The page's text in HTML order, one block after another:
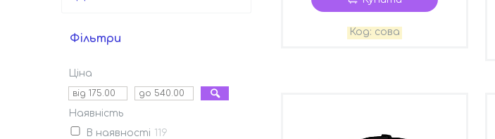
сова
Фільтри
Ціна
Наявність
В наявності 119